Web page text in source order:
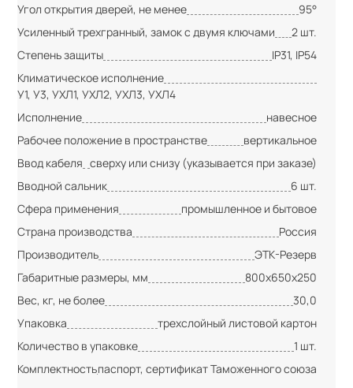
Угол открытия дверей, не менее
95°
Усиленный трехгранный, замок с двумя ключами
2 шт.
Степень защиты
IP31, IP54
Климатическое исполнение
У1, У3, УХЛ1, УХЛ2, УХЛ3, УХЛ4
Исполнение
навесное
Рабочее положение в пространстве
вертикальное
Ввод кабеля сверху или снизу (указывается при заказе)
Вводной сальник
6 шт.
Сфера применения
промышленное и бытовое
Страна производства
Россия
Производитель
ЭТК-Резерв
Габаритные размеры, мм
800х650х250
Вес, кг, не более
30,0
Упаковка
трехслойный листовой картон
Количество в упаковке
1 шт.
Комплектностьпаспорт, сертификат Таможенного союза